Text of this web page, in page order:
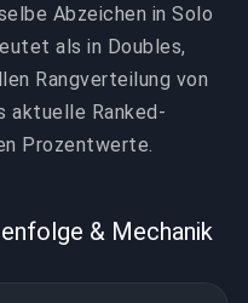
Abzeichen in Solo
als in Doubles,
Rangverteilung von
aktuelle Ranked-
Prozentwerte.
& Mechanik